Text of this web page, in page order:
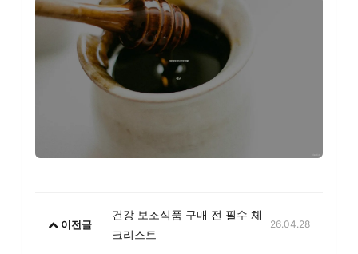
이전글
건강 보조식품 구매 전 필수 체
크리스트
26.04.28